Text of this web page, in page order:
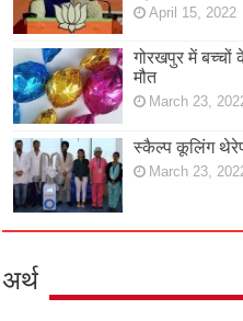
April 15, 2022
गोरखपुर में बच्चों
मौत
March 23,
स्कैल्प कूलिंग
March 23,
अर्थ